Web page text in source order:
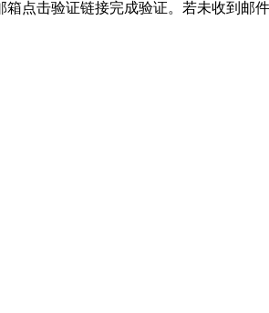
点击验证链接完成验证。若未收到邮